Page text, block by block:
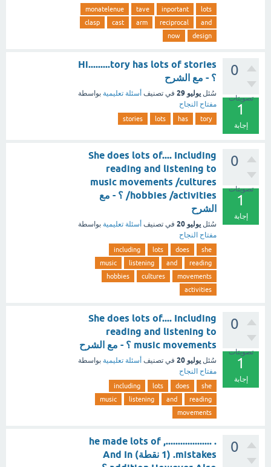
lots
inportant
tave
monatelenue
and
reciprocal
arm
cast
clasp
design
now
0
تصويتات
1
إجابة
Hi.........tory has lots of stories
؟ - مع الشرح
سُئل يوليو 29 في تصنيف أسئلة تعليمية بواسطة
مفتاح النجاح
tory
has
lots
stories
0
تصويتات
1
إجابة
She does lots of.... Including
reading and listening to
music movements /cultures
/hobbies /activities ؟ - مع
الشرح
سُئل يوليو 20 في تصنيف أسئلة تعليمية بواسطة
مفتاح النجاح
she
does
lots
including
reading
and
listening
music
movements
cultures
hobbies
activities
0
تصويتات
1
إجابة
She does lots of.... Including
reading and listening to
music movements ؟ - مع الشرح
سُئل يوليو 20 في تصنيف أسئلة تعليمية بواسطة
مفتاح النجاح
she
does
lots
including
reading
and
listening
music
movements
0
. ..................., he made lots of
mistakes. (1 نقطة) And In